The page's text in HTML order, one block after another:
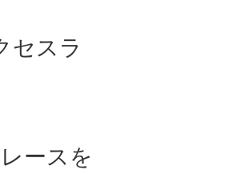
セスラ
ースを